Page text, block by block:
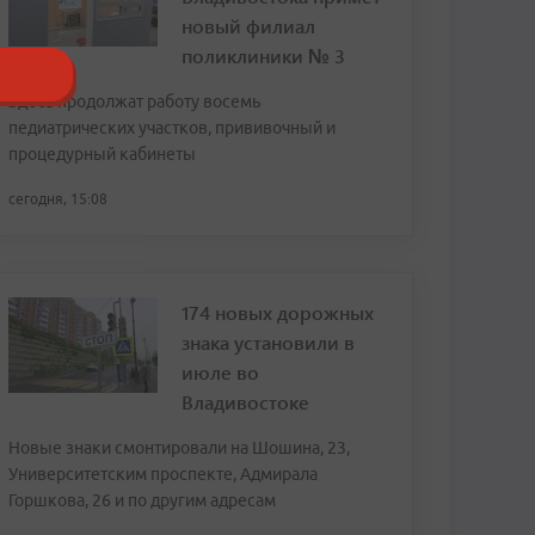
новый филиал
поликлиники № 3
Здесь продолжат работу восемь
педиатрических участков, прививочный и
процедурный кабинеты
сегодня, 15:08
174 новых дорожных
знака установили в
июле во
Владивостоке
Новые знаки смонтировали на Шошина, 23,
Университетским проспекте, Адмирала
Горшкова, 26 и по другим адресам